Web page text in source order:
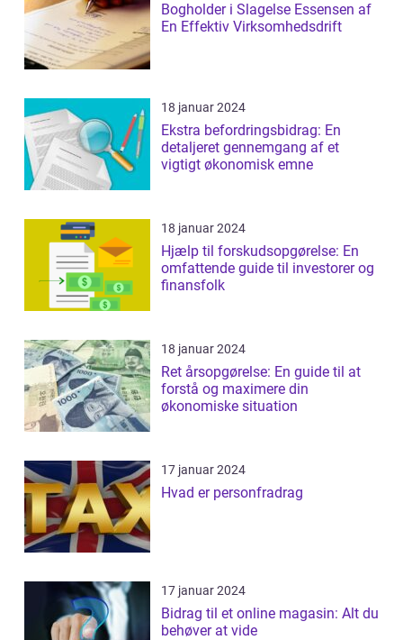
Bogholder i Slagelse Essensen af
En Effektiv Virksomhedsdrift
18 januar 2024
Ekstra befordringsbidrag: En
detaljeret gennemgang af et
vigtigt økonomisk emne
18 januar 2024
Hjælp til forskudsopgørelse: En
omfattende guide til investorer og
finansfolk
18 januar 2024
Ret årsopgørelse: En guide til at
forstå og maximere din
økonomiske situation
17 januar 2024
Hvad er personfradrag
17 januar 2024
Bidrag til et online magasin: Alt du
behøver at vide